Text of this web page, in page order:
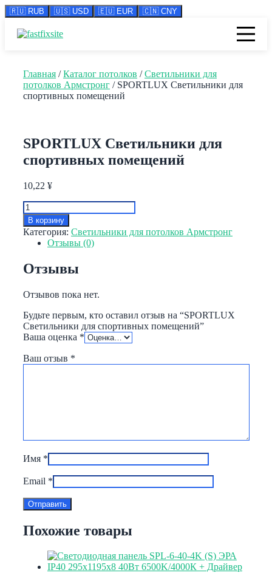
🇷🇺 RUB 🇺🇸 USD 🇪🇺 EUR 🇨🇳 CNY
Главная /Каталог потолков /Светильники для
потолков Армстронг / SPORTLUX Светильники для
спортивных помещений
SPORTLUX Светильники для
спортивных помещений
10,22 ¥
Количество
товара
SPORTLUX
Светильники
помещений
В корзину
Категория: Светильники для потолков Армстронг
Отзывы (0)
Отзывы
Отзывов пока нет.
Будьте первым, кто оставил отзыв на “SPORTLUX
Светильники для спортивных помещений”
Ваша оценка *
Ваш отзыв *
Имя *
Email *
Похожие товары